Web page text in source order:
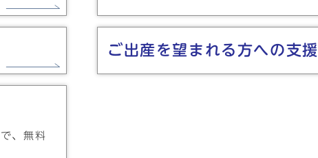
ご出産を望まれる方への支援
、無料